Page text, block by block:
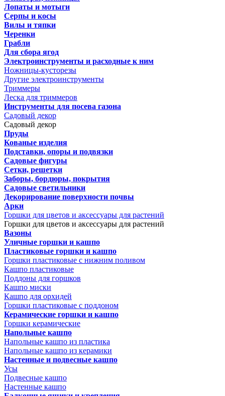
Лопаты и мотыги
Серпы и косы
Вилы и тяпки
Черенки
Грабли
Для сбора ягод
Электроинструменты и расходные к ним
Ножницы-кусторезы
Другие электроинструменты
Триммеры
Леска для триммеров
Инструменты для посева газона
Садовый декор
Садовый декор
Пруды
Кованые изделия
Подставки, опоры и подвязки
Садовые фигуры
Сетки, решетки
Заборы, бордюры, покрытия
Садовые светильники
Декорирование поверхности почвы
Арки
Горшки для цветов и аксессуары для растений
Горшки для цветов и аксессуары для растений
Вазоны
Уличные горшки и кашпо
Пластиковые горшки и кашпо
Горшки пластиковые с нижним поливом
Кашпо пластиковые
Поддоны для горшков
Кашпо миски
Кашпо для орхидей
Горшки пластиковые с поддоном
Керамические горшки и кашпо
Горшки керамические
Напольные кашпо
Напольные кашпо из пластика
Напольные кашпо из керамики
Настенные и подвесные кашпо
Усы
Подвесные кашпо
Настенные кашпо